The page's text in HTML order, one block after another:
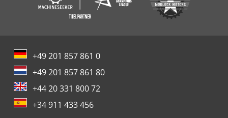
+49 201 857 861 0
+49 201 857 861 80
+44 20 331 800 72
+34 911 433 456